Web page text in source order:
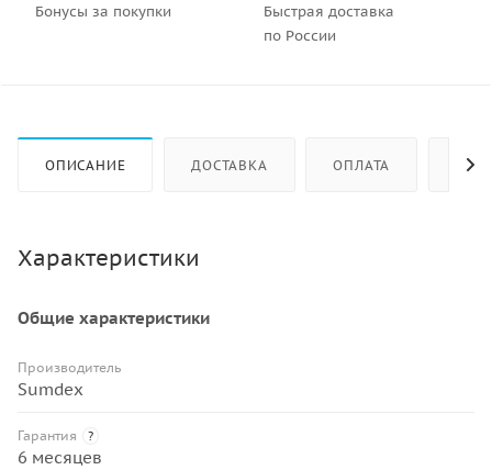
Бонусы за покупки
Быстрая доставка
по России
ОПИСАНИЕ ДОСТАВКА ОПЛАТА
Характеристики
Общие характеристики
Производитель
Sumdex
Гарантия ?
6 месяцев